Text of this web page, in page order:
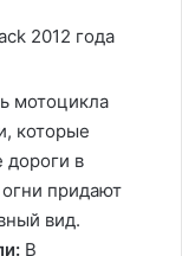
мотоцикла
которые
дороги в
придают
вид.
В